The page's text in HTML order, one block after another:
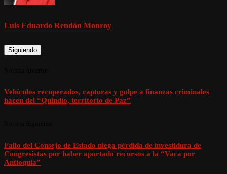
Luis Eduardo Rendón Monroy
Siguiendo
Vehículos recuperados, capturas y golpe a finanzas criminales
hacen del “Quindío, territorio de Paz”
Fallo del Consejo de Estado niega pérdida de investidura de
Congresistas por haber aportado recursos a la “Vaca por
Antioquia”